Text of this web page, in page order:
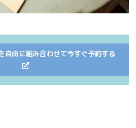
自由に組み合わせて今すぐ予約する